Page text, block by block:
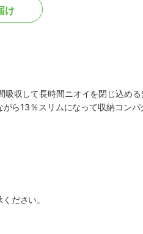
け
収して長時間ニオイを閉じ込める
ら13％スリムになって収納コンパ
ださい。